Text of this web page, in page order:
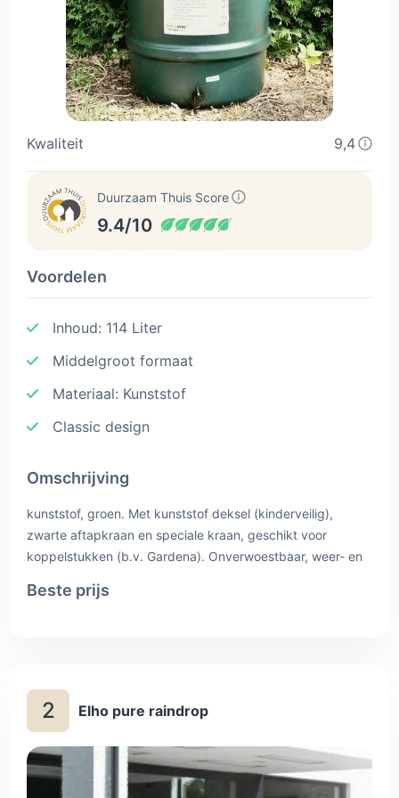
Kwaliteit 9,4
Duurzaam Thuis Score
9.4/10
Voordelen
Inhoud: 114 Liter
Middelgroot formaat
Materiaal: Kunststof
Classic design
Omschrijving
kunststof, groen. Met kunststof deksel (kinderveilig),
zwarte aftapkraan en speciale kraan, geschikt voor
koppelstukken (b.v. Gardena). Onverwoestbaar, weer- en
Beste prijs
2 Elho pure raindrop